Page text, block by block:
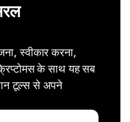
स्वीकार करना,
के साथ यह सब
टूल्स से अपने